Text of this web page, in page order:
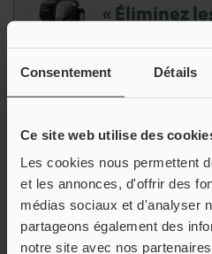
Consentement Détails
Ce site web utilise des
Les cookies nous permettent
et les annonces, d'offrir des
médias sociaux et d'analyser
partageons également des
notre site avec nos
« Éliminez
opérateurs »
Système de
imagerie Série
pression sur un